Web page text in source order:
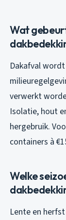
Wat
Dakafval
verwerkt
Isolatie, hout
hergebruik.
containers à
Welke
Lente en